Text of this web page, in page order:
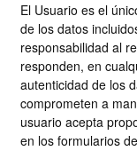
El Usuario es el
de los datos
responsabilidad al
responden, en
autenticidad de los
comprometen a
usuario acepta
en los formularios